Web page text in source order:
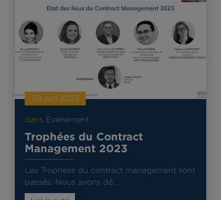
30 juin 2023
dans Evènement
Trophées du Contract
Management 2023
Les Trophées du contract management sont
passés. Nous avons dé…